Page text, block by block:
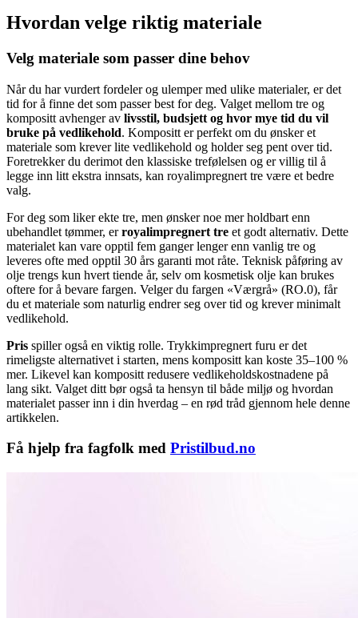
Hvordan velge riktig materiale
Velg materiale som passer dine behov
Når du har vurdert fordeler og ulemper med ulike materialer, er det
tid for å finne det som passer best for deg. Valget mellom tre og
kompositt avhenger av livsstil, budsjett og hvor mye tid du vil
bruke på vedlikehold. Kompositt er perfekt om du ønsker et
materiale som krever lite vedlikehold og holder seg pent over tid.
Foretrekker du derimot den klassiske trefølelsen og er villig til å
legge inn litt ekstra innsats, kan royalimpregnert tre være et bedre
valg.
For deg som liker ekte tre, men ønsker noe mer holdbart enn
ubehandlet tømmer, erroyalimpregnert tre et godt alternativ. Dette
materialet kan vare opptil fem ganger lenger enn vanlig tre og
leveres ofte med opptil 30 års garanti mot råte. Teknisk påføring av
olje trengs kun hvert tiende år, selv om kosmetisk olje kan brukes
oftere for å bevare fargen. Velger du fargen «Værgrå» (RO.0), får
du et materiale som naturlig endrer seg over tid og krever minimalt
vedlikehold.
Pris spiller også en viktig rolle. Trykkimpregnert furu er det
rimeligste alternativet i starten, mens kompositt kan koste 35–100 %
mer. Likevel kan kompositt redusere vedlikeholdskostnadene på
lang sikt. Valget ditt bør også ta hensyn til både miljø og hvordan
materialet passer inn i din hverdag – en rød tråd gjennom hele denne
artikkelen.
Få hjelp fra fagfolk med Pristilbud.no